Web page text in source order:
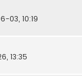
03, 10:19
13:35